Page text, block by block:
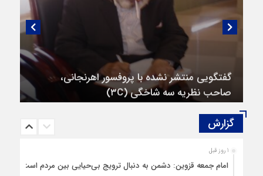
گفتگویی منتشر نشده با پروفسور اهرنجانی،
صاحب نظریه سه‌ شاخگی (۳C)
گزارش‌
1 روز قبل
امام جمعه قزوین: دشمن به دنبال ترویج بی‌حیایی بین مردم است